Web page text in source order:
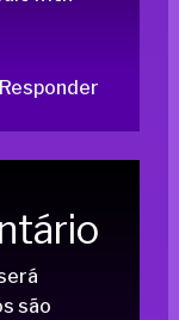
Responder
são